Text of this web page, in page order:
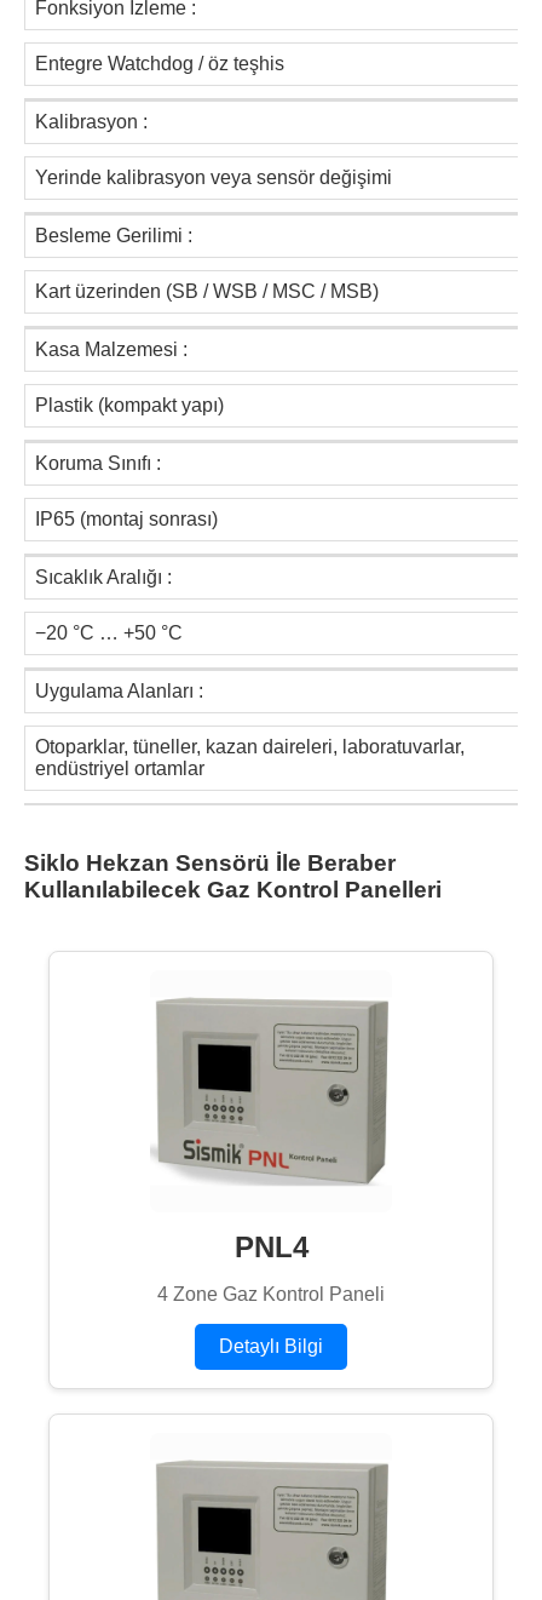
Fonksiyon İzleme :
Entegre Watchdog / öz teşhis
Kalibrasyon :
Yerinde kalibrasyon veya sensör değişimi
Besleme Gerilimi :
Kart üzerinden (SB / WSB / MSC / MSB)
Kasa Malzemesi :
Plastik (kompakt yapı)
Koruma Sınıfı :
IP65 (montaj sonrası)
Sıcaklık Aralığı :
−20 °C … +50 °C
Uygulama Alanları :
Otoparklar, tüneller, kazan daireleri, laboratuvarlar,
endüstriyel ortamlar
Siklo Hekzan Sensörü İle Beraber
Kullanılabilecek Gaz Kontrol Panelleri
PNL4
4 Zone Gaz Kontrol Paneli
Detaylı Bilgi